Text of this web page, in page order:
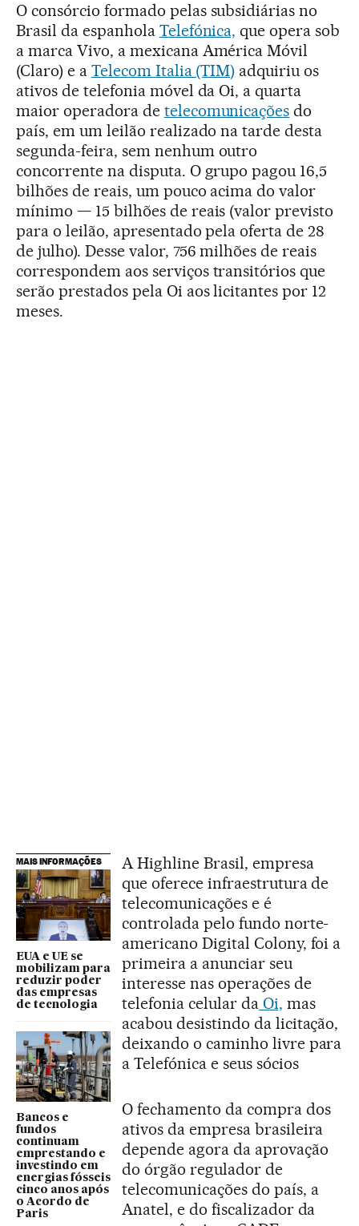
O consórcio formado pelas subsidiárias no
Brasil da espanhola Telefónica, que opera sob
a marca Vivo, a mexicana América Móvil
(Claro) e a Telecom Italia (TIM) adquiriu os
ativos de telefonia móvel da Oi, a quarta
maior operadora de telecomunicações do
país, em um leilão realizado na tarde desta
segunda-feira, sem nenhum outro
concorrente na disputa. O grupo pagou 16,5
bilhões de reais, um pouco acima do valor
mínimo — 15 bilhões de reais (valor previsto
para o leilão, apresentado pela oferta de 28
de julho). Desse valor, 756 milhões de reais
correspondem aos serviços transitórios que
serão prestados pela Oi aos licitantes por 12
meses.
MAIS INFORMAÇÕES
EUA e UE se
mobilizam para
reduzir poder
das empresas
de tecnologia
Bancos e
fundos
continuam
emprestando e
investindo em
energias fósseis
cinco anos após
o Acordo de
Paris
A Highline Brasil, empresa
que oferece infraestrutura de
telecomunicações e é
controlada pelo fundo norte-
americano Digital Colony, foi a
primeira a anunciar seu
interesse nas operações de
telefonia celular daOi, mas
acabou desistindo da licitação,
deixando o caminho livre para
a Telefónica e seus sócios
O fechamento da compra dos
ativos da empresa brasileira
depende agora da aprovação
do órgão regulador de
telecomunicações do país, a
Anatel, e do fiscalizador da